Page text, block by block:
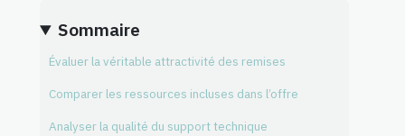
Sommaire
Évaluer la véritable attractivité des remises
Comparer les ressources incluses dans l’offre
Analyser la qualité du support technique